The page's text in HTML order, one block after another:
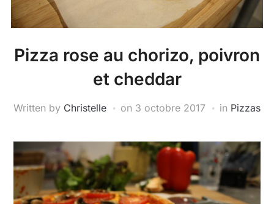
Pizza rose au chorizo, poivron
et cheddar
Written by Christelle on 3 octobre 2017 in Pizzas